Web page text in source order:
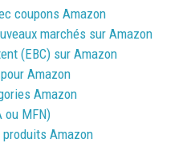
coupons Amazon
marchés sur Amazon
(EBC) sur Amazon
Amazon
Amazon
ou MFN)
Amazon